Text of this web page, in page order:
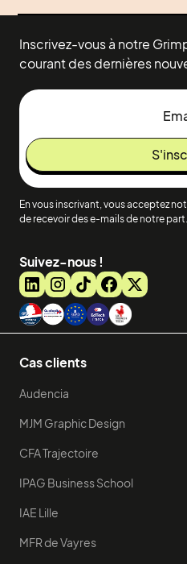
Inscrivez-vous à notre
courant des dernières
En vous inscrivant, vous acceptez
de recevoir des e-mails de notre part.
Suivez-nous !
Cas clients
Audencia
MJM Graphic Design
CFA Trajectoire
IPAG Business School
IAE Lille
MFR de Vayres